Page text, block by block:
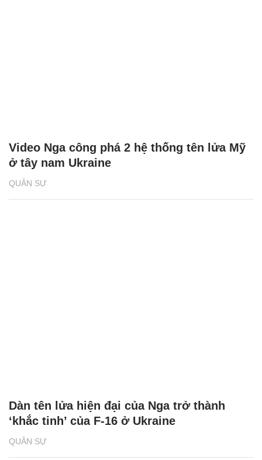
QUÂN SỰ
Video Nga công phá 2 hệ thống tên lửa Mỹ
ở tây nam Ukraine
QUÂN SỰ
Dàn tên lửa hiện đại của Nga trở thành
‘khắc tinh’ của F-16 ở Ukraine